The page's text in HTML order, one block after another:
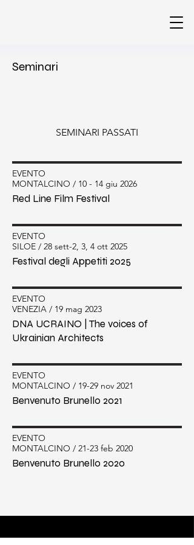
Seminari
SEMINARI PASSATI
EVENTO
MONTALCINO / 10 - 14 giu 2026
Red Line Film Festival
EVENTO
SILOE / 28 sett-2, 3, 4 ott 2025
Festival degli Appetiti 2025
EVENTO
VENEZIA / 19 mag 2023
DNA UCRAINO | The voices of
Ukrainian Architects
EVENTO
MONTALCINO / 19-29 nov 2021
Benvenuto Brunello 2021
EVENTO
MONTALCINO / 21-23 feb 2020
Benvenuto Brunello 2020